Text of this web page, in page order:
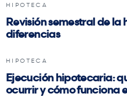
HIPOTECA
Revisión semestral de
diferencias
HIPOTECA
Ejecución hipotecaria:
ocurrir y cómo funciona